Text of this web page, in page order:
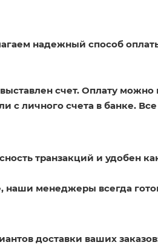
надежный способ
счет. Оплату
с личного счета в банке.
транзакций и удобен
наши менеджеры всегда
доставки ваших